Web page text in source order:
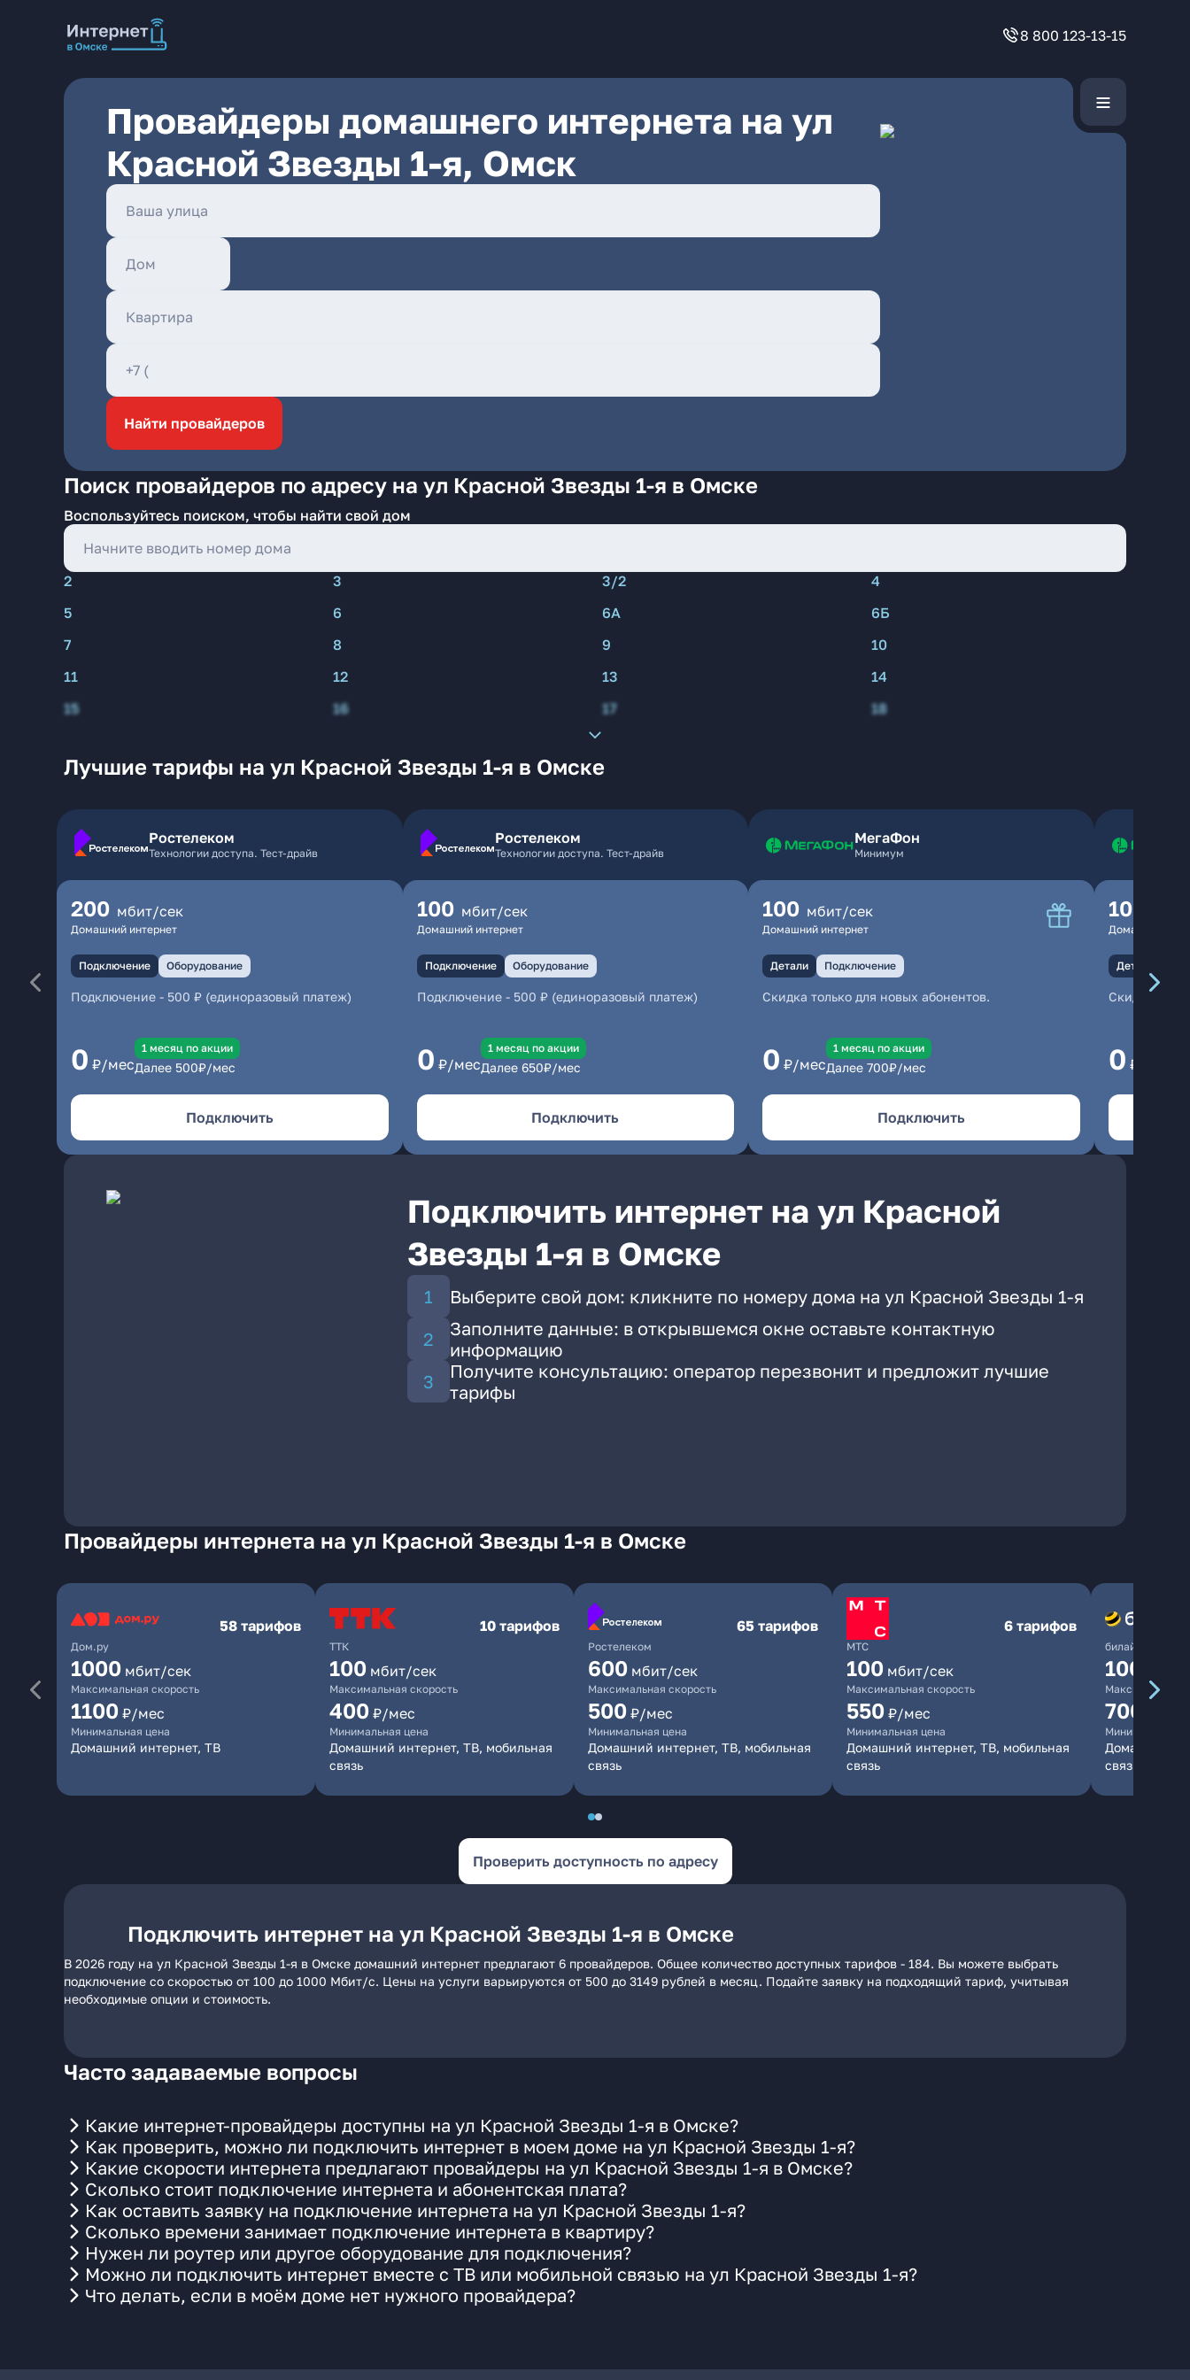
8 800 123-13-15
Провайдеры домашнего интернета на ул
Красной Звезды 1-я, Омск
Найти провайдеров
Поиск провайдеров по адресу на ул Красной Звезды 1-я в Омске
Воспользуйтесь поиском, чтобы найти свой дом
2 3 3/2
4
5
6 6А
6Б
7
8 9
10
11
12 13
14
15
16 17 18
Лучшие тарифы на ул Красной Звезды 1-я в Омске
Ростелеком
Технологии доступа. Тест-драйв
200 мбит/сек
Домашний интернет
Подключение Оборудование
Подключение - 500 ₽ (единоразовый платеж)
0 ₽/мес
1 месяц по акции
Далее 500₽/мес
Подключить
Ростелеком
Технологии доступа. Тест-драйв
100 мбит/сек
Домашний интернет
Подключение Оборудование
Подключение- 500 ₽ (единоразовый платеж)
0 ₽/мес
1 месяц по акции
Далее 650₽/мес
Подключить
МегаФон
Минимум
100 мбит/сек
Домашний интернет
Детали Подключение
Скидка только для новых абонентов.
0 ₽/мес
1 месяц по акции
Далее 700₽/мес
Подключить
100
Домашний
Детали
Скидка
0 ₽/мес
Подключить интернет на ул Красной
Звезды 1-я в Омске
Выберите свой дом: кликните по номеру дома на ул Красной Звезды 1-я
Заполните данные: в открывшемся окне оставьте контактную
информацию
Получите консультацию: оператор перезвонит и предложит лучшие
тарифы
Провайдеры интернета на ул Красной Звезды 1-я в Омске
Дом.ру
58 тарифов
1000 мбит/сек
Максимальная скорость
1100 ₽/мес
Минимальная цена
Домашний интернет, ТВ
ТТК
10 тарифов
100 мбит/сек
Максимальная скорость
400 ₽/мес
Минимальная цена
Домашний интернет, ТВ, мобильная
связь
Ростелеком
65 тарифов
600 мбит/сек
Максимальная скорость
500 ₽/мес
Минимальная цена
Домашний интернет, ТВ, мобильная
связь
МТС
6 тарифов
100 мбит/сек
Максимальная скорость
550 ₽/мес
Минимальная цена
Домашний интернет, ТВ, мобильная
связь
билайн
1000
Максимальная
700
Минимальная
Домашний
связь
Проверить доступность по адресу
Подключить интернет на ул Красной Звезды 1-я в Омске
В 2026 году на ул Красной Звезды 1-я в Омске домашний интернет предлагают 6 провайдеров. Общее количество доступных тарифов - 184. Вы можете выбрать
подключение со скоростью от 100 до 1000 Мбит/с. Цены на услуги варьируются от 500 до 3149 рублей в месяц. Подайте заявку на подходящий тариф, учитывая
необходимые опции и стоимость.
Часто задаваемые вопросы
Какие интернет-провайдеры доступны на ул Красной Звезды 1-я в Омске?
Как проверить, можно ли подключить интернет в моем доме на ул Красной Звезды 1-я?
Какие скорости интернета предлагают провайдеры на ул Красной Звезды 1-я в Омске?
Сколько стоит подключение интернета и абонентская плата?
Как оставить заявку на подключение интернета на ул Красной Звезды 1-я?
Сколько времени занимает подключение интернета в квартиру?
Нужен ли роутер или другое оборудование для подключения?
Можно ли подключить интернет вместе с ТВ или мобильной связью на ул Красной Звезды 1-я?
Что делать, если в моём доме нет нужного провайдера?